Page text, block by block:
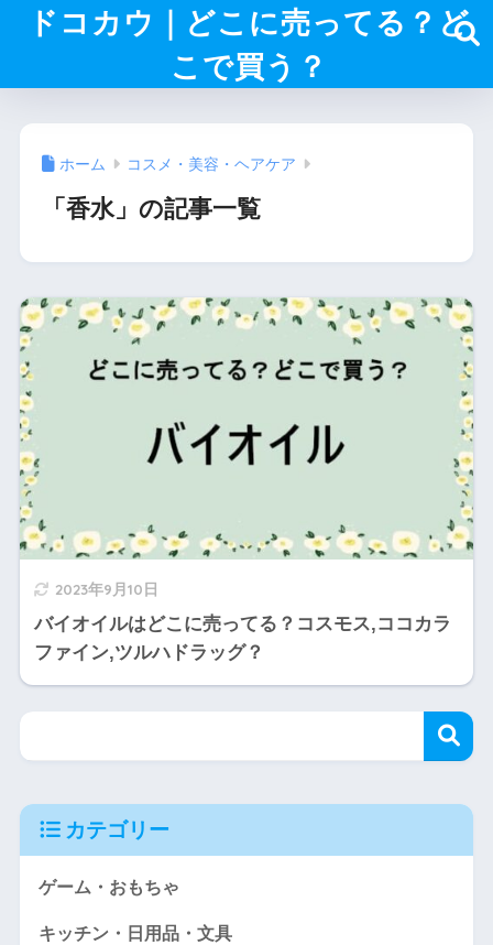
ドコカウ｜どこに売ってる？ど
こで買う？
ホーム コスメ・美容・ヘアケア
「香水」の記事一覧
2023年9月10日
バイオイルはどこに売ってる？コスモス,ココカラ
ファイン,ツルハドラッグ？
カテゴリー
ゲーム・おもちゃ
キッチン・日用品・文具